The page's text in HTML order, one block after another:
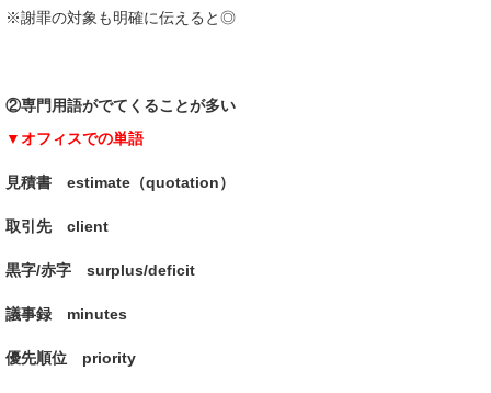
※謝罪の対象も明確に伝えると◎
②専門用語がでてくることが多い
▼オフィスでの単語
見積書 estimate（quotation）
取引先 client
黒字/赤字 surplus/deficit
議事録 minutes
優先順位 priority